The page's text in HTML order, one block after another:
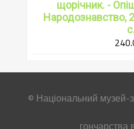
щорічник. -
Народознавство,
© Національний музей-